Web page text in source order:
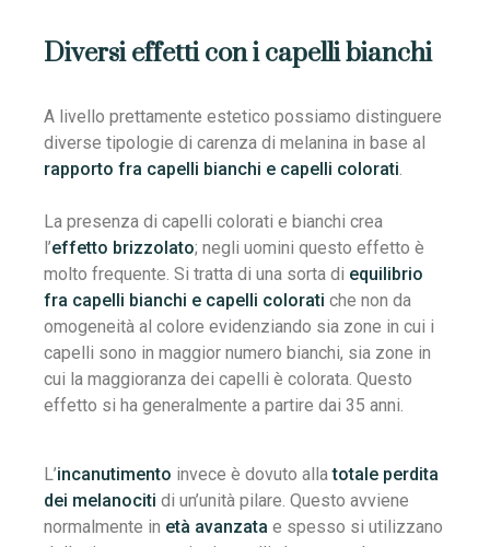
Diversi effetti con i capelli bianchi
A livello prettamente estetico possiamo distinguere
diverse tipologie di carenza di melanina in base al
rapporto fra capelli bianchi e capelli colorati.
La presenza di capelli colorati e bianchi crea
l’effetto brizzolato; negli uomini questo effetto è
molto frequente. Si tratta di una sorta di equilibrio
fra capelli bianchi e capelli colorati che non da
omogeneità al colore evidenziando sia zone in cui i
capelli sono in maggior numero bianchi, sia zone in
cui la maggioranza dei capelli è colorata. Questo
effetto si ha generalmente a partire dai 35 anni.
L’incanutimento invece è dovuto allatotale perdita
dei melanociti di un’unità pilare. Questo avviene
normalmente in età avanzata e spesso si utilizzano